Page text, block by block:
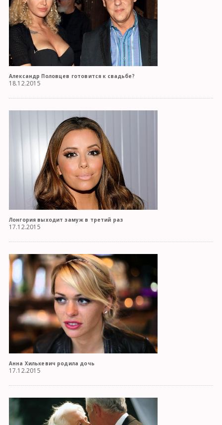
Александр Половцев готовится к свадьбе?
18.12.2015
Лонгория выходит замуж в третий раз
17.12.2015
Анна Хилькевич родила дочь
17.12.2015